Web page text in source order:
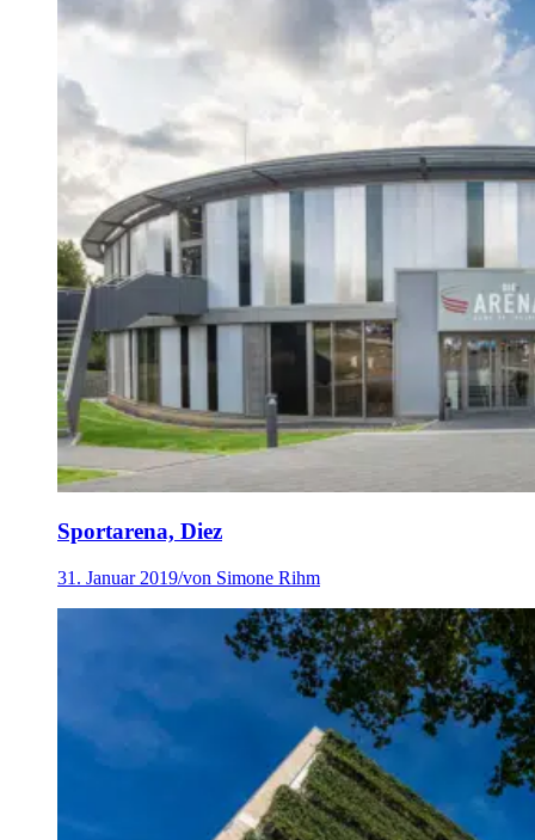
Sportarena, Diez
31. Januar 2019/von Simone Rihm